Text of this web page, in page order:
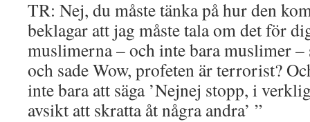
TR: Nej, du måste tänka på hur den
beklagar att jag måste tala om det för
muslimerna – och inte bara muslimer –
och sade Wow, profeten är terrorist?
inte bara att säga ’Nejnej stopp, i
avsikt att skratta åt några andra’ ”